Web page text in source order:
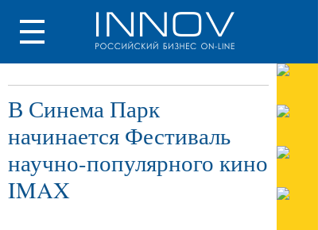
В Синема Парк
начинается Фестиваль
научно-популярного кино
IMAX